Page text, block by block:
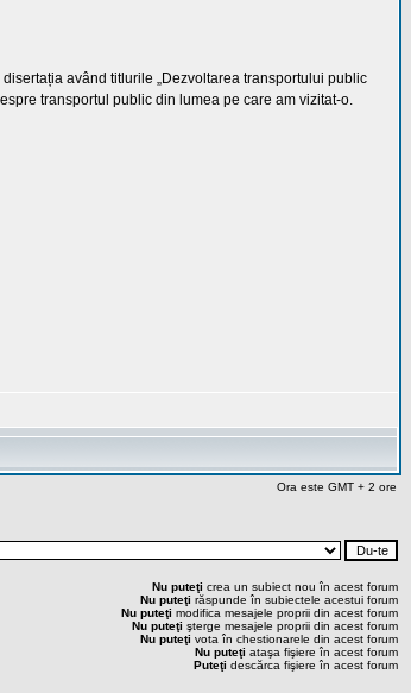
având titlurile „Dezvoltarea transportului public
transportul public din lumea pe care am vizitat-o.
Ora este GMT + 2 ore
Nu puteţi crea un subiect nou în acest forum
Nu puteţi răspunde în subiectele acestui forum
Nu puteţi modifica mesajele proprii din acest forum
Nu puteţi şterge mesajele proprii din acest forum
Nu puteţi vota în chestionarele din acest forum
Nu puteţi ataşa fişiere în acest forum
Puteţi descărca fişiere în acest forum